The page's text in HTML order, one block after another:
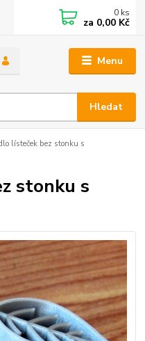
Menu
Hledat
0 ks
za 0,00 Kč
lísteček bez stonku s
stonku s